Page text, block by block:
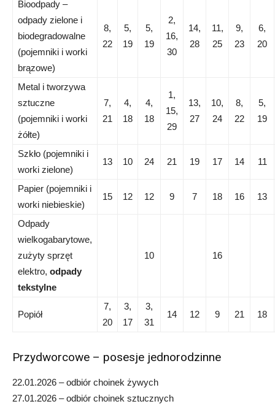
Bioodpady –
odpady zielone i
biodegradowalne
(pojemniki i worki
brązowe)
8,
22
5,
19
5,
19
2,
16,
30
14,
28
11,
25
9,
23
6,
20
Metal i tworzywa
sztuczne
(pojemniki i worki
żółte)
7,
21
4,
18
4,
18
1,
15,
29
13,
27
10,
24
8,
22
5,
19
Szkło (pojemniki i
worki zielone)
13 10 24 21 19 17 14 11
Papier (pojemniki i
worki niebieskie)
15 12 12 9 7 18 16 13
Odpady
wielkogabarytowe,
zużyty sprzęt
elektro, odpady
tekstylne
10 16
Popiół
7,
20
3,
17
3,
31
14 12 9 21 18
Przydworcowe – posesje jednorodzinne
22.01.2026 – odbiór choinek żywych
27.01.2026 – odbiór choinek sztucznych